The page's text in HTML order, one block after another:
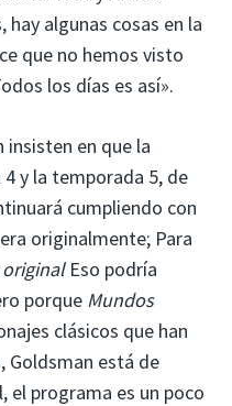
hay algunas cosas en la
que no hemos visto
los días es así».
en que la
y la temporada 5, de
cumpliendo con
originalmente; Para
originalEso podría
porque Mundos
clásicos que han
Goldsman está de
el programa es un poco